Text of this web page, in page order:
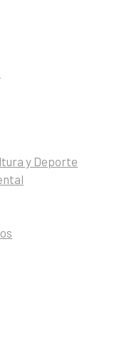
y Deporte